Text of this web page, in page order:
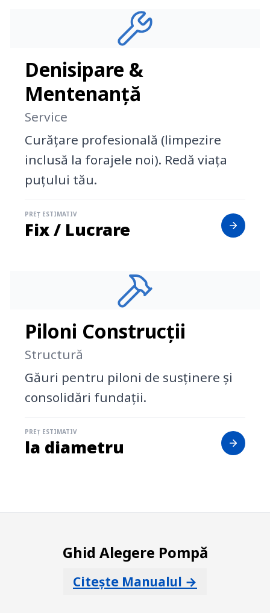
Denisipare &
Mentenanță
Service
Curățare profesională (limpezire
inclusă la forajele noi). Redă viața
puțului tău.
PREȚ ESTIMATIV
Fix / Lucrare
Piloni Construcții
Structură
Găuri pentru piloni de susținere și
consolidări fundații.
PREȚ ESTIMATIV
la diametru
Ghid Alegere Pompă
Citește Manualul →